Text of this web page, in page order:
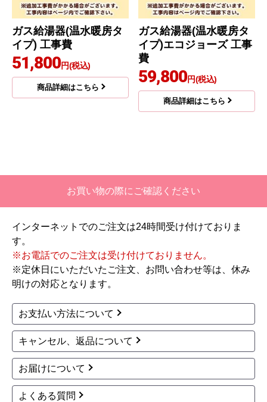
ガス給湯器(温水暖房タ
イプ) 工事費
51,800円(税込)
商品詳細はこちら
ガス給湯器(温水暖房タ
イプ)エコジョーズ 工事
費
59,800円(税込)
商品詳細はこちら
お買い物の際にご確認ください
インターネットでのご注文は24時間受け付けておりま
す。
※お電話でのご注文は受け付けておりません。
※定休日にいただいたご注文、お問い合わせ等は、休み
明けの対応となります。
お支払い方法について
キャンセル、返品について
お届けについて
よくある質問